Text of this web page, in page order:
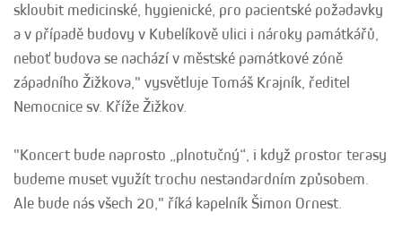
skloubit medicinské, hygienické, pro pacientské požadavky
a v případě budovy v Kubelíkově ulici i nároky památkářů,
neboť budova se nachází v městské památkové zóně
západního Žižkova," vysvětluje Tomáš Krajník, ředitel
Nemocnice sv. Kříže Žižkov.
"Koncert bude naprosto „plnotučný“, i když prostor terasy
budeme muset využít trochu nestandardním způsobem.
Ale bude nás všech 20," říká kapelník Šimon Ornest.